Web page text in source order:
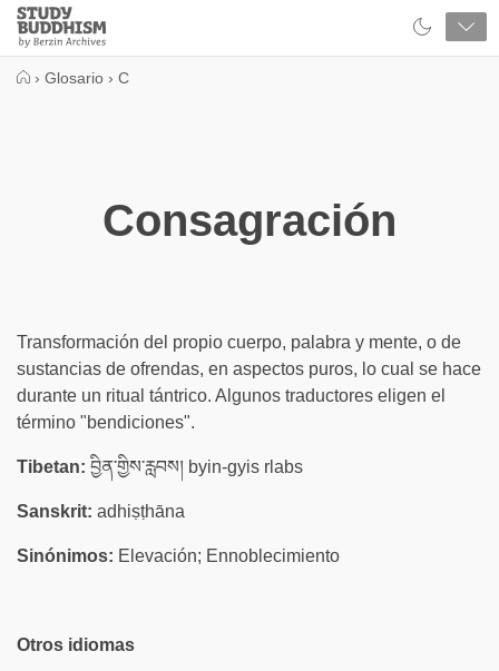
Close
Study
Buddhism
› Glosario › C
Consagración
Transformación del propio cuerpo, palabra y mente, o de
sustancias de ofrendas, en aspectos puros, lo cual se hace
durante un ritual tántrico. Algunos traductores eligen el
término "bendiciones".
Tibetan: བྱིན་གྱིས་རླབས། byin-gyis rlabs
Sanskrit: adhiṣṭhāna
Sinónimos: Elevación; Ennoblecimiento
Otros idiomas